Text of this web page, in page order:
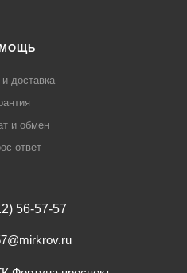
доставка
и обмен
ответ
56-57-57